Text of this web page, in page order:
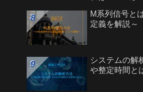
M系列信号と
定義を解説～
システムの解
や整定時間と